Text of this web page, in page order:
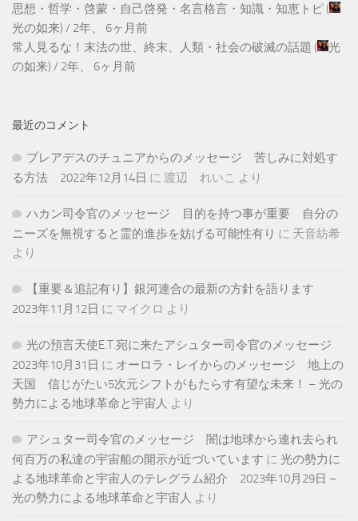
思想・哲学・啓蒙・自己啓発・名言格言・知識・知恵トピ (
光の如来) / 2年、 6ヶ月前
常人見るな！末法の世、終末、人類・社会の破滅の話題 (
光
の如来) / 2年、 6ヶ月前
最近のコメント
プレアデスのチュニアからのメッセージ 苦しみに対処す
る方法 2022年12月14日 に 渡辺 れいこ より
ハカン司令官のメッセージ 目的を持つ事が重要 自分の
ニーズを無視すると霊的進歩を妨げる可能性有り に 天音紡希
より
【重要＆追記有り】銀河連合の最新の方針を語ります
2023年11月12日 に マイクロ より
光の預言天使E.T.宛に来たアシュター司令官のメッセージ
2023年10月31日 に オーロラ・レイからのメッセージ 地上の
天国 信じがたい5次元シフトがもたらす有望な未来！ – 光の
勢力による地球革命と宇宙人 より
アシュター司令官のメッセージ 闇は地球から連れ去られ
何百万の私達の宇宙船の開示が近づいています に 光の勢力に
よる地球革命と宇宙人のテレグラム紹介 2023年10月29日 –
光の勢力による地球革命と宇宙人 より